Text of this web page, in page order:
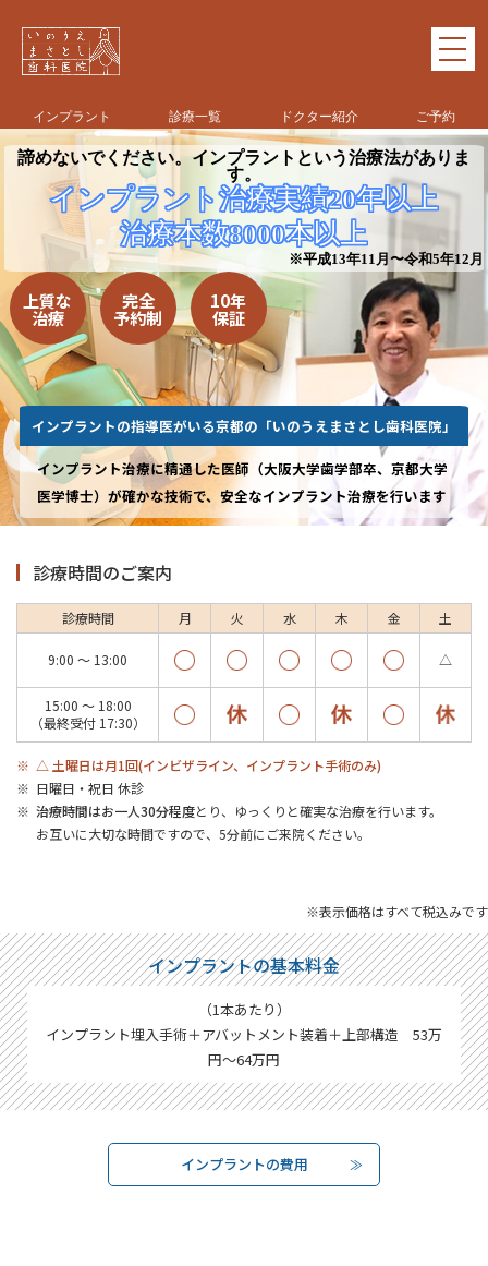
インプラント 診療一覧 ドクター紹介 ご予約
諦めないでください。インプラントという治療法がありま
す。
インプラント治療実績20年以上
治療本数8000本以上
※平成13年11月〜令和5年12月
上質な
治療
完全
予約制
10年
保証
インプラントの指導医がいる京都の「いのうえまさとし歯科医院」
インプラント治療に精通した医師（大阪大学歯学部卒、京都大学
医学博士）が確かな技術で、安全なインプラント治療を行います
診療時間のご案内
診療時間 月 火 水 木 金 土
9:00 ～ 13:00 △
15:00 ～ 18:00
（最終受付 17:30）
△ 土曜日は月1回(インビザライン、インプラント手術のみ)
日曜日・祝日 休診
治療時間はお一人30分程度とり、ゆっくりと確実な治療を行います。
お互いに大切な時間ですので、5分前にご来院ください。
※表示価格はすべて税込みです
インプラントの基本料金
（1本あたり）
インプラント埋入手術＋アバットメント装着＋上部構造 53万
円～64万円
インプラントの費用